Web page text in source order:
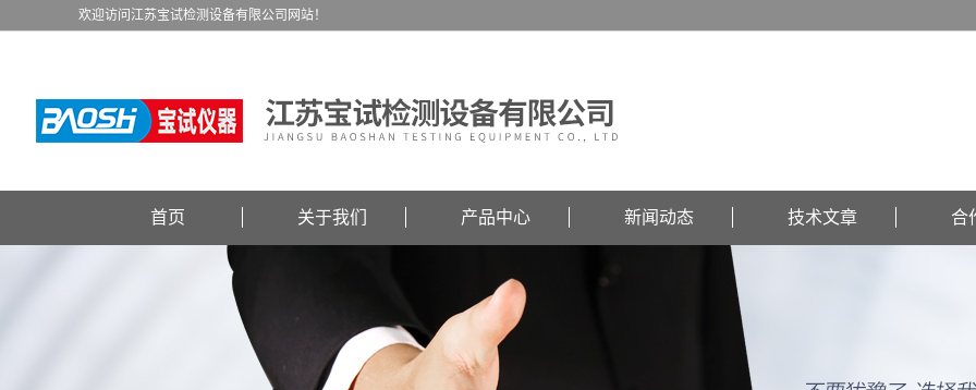
欢迎访问江苏宝试检测设备有限公司网站！
首页 关于我们 产品中心 新闻动态 技术文章 合